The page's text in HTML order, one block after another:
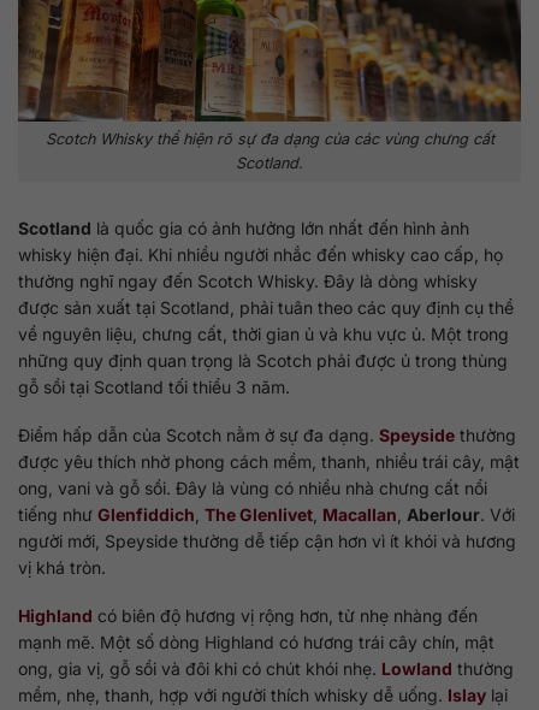
Scotch Whisky thể hiện rõ sự đa dạng của các vùng chưng cất
Scotland.
Scotland là quốc gia có ảnh hưởng lớn nhất đến hình ảnh
whisky hiện đại. Khi nhiều người nhắc đến whisky cao cấp, họ
thường nghĩ ngay đến Scotch Whisky. Đây là dòng whisky
được sản xuất tại Scotland, phải tuân theo các quy định cụ thể
về nguyên liệu, chưng cất, thời gian ủ và khu vực ủ. Một trong
những quy định quan trọng là Scotch phải được ủ trong thùng
gỗ sồi tại Scotland tối thiểu 3 năm.
Điểm hấp dẫn của Scotch nằm ở sự đa dạng. Speyside thường
được yêu thích nhờ phong cách mềm, thanh, nhiều trái cây, mật
ong, vani và gỗ sồi. Đây là vùng có nhiều nhà chưng cất nổi
tiếng như Glenfiddich The Glenlivet Macallan Aberlour. Với
người mới, Speyside thường dễ tiếp cận hơn vì ít khói và hương
vị khá tròn.
Highland có biên độ hương vị rộng hơn, từ nhẹ nhàng đến
mạnh mẽ. Một số dòng Highland có hương trái cây chín, mật
ong, gia vị, gỗ sồi và đôi khi có chút khói nhẹ. Lowland thường
mềm, nhẹ, thanh, hợp với người thích whisky dễ uống. Islay lại